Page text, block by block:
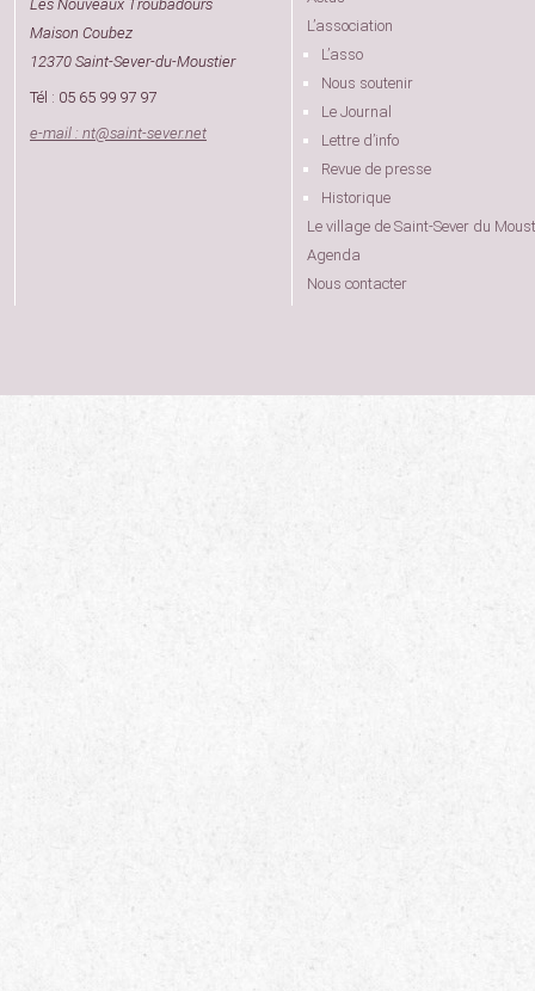
Les Nouveaux Troubadours
Maison Coubez
12370 Saint-Sever-du-Moustier
Tél : 05 65 99 97 97
e-mail : nt@saint-sever.net
L’association
L’asso
Nous soutenir
Le Journal
Lettre d’info
Revue de presse
Historique
Le village de Saint-Sever du
Agenda
Nous contacter